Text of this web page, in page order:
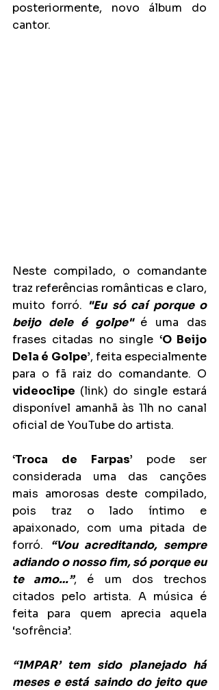
posteriormente, novo álbum do
cantor.
Neste compilado, o comandante
traz referências românticas e claro,
muito forró. "Eu só caí porque o
beijo dele é golpe" é uma das
frases citadas no single ‘O Beijo
Dela é Golpe’, feita especialmente
videoclipe (link) do single estará
disponível amanhã às 11h no canal
oficial de YouTube do artista.
‘Troca de Farpas’ pode ser
considerada uma das canções
mais amorosas deste compilado,
pois traz o lado íntimo e
apaixonado, com uma pitada de
forró.
“Vou acreditando, sempre
adiando o nosso fim, só porque eu
te amo…”, é um dos trechos
citados pelo artista. A música é
feita para quem aprecia aquela
‘sofrência’.
“1MPAR’ tem sido planejado há
meses e está saindo do jeito que